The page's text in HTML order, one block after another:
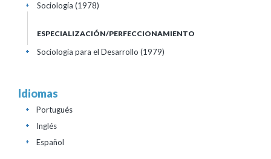
Sociología (1978)
+
ESPECIALIZACIÓN/PERFECCIONAMIENTO
Sociología para el Desarrollo (1979)
+
Idiomas
Portugués
+
Inglés
+
Español
+